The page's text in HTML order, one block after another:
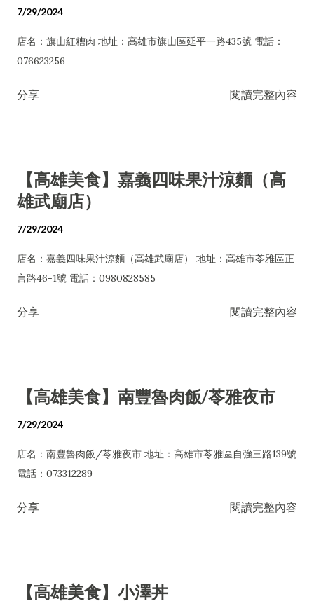
7/29/2024
店名：旗山紅糟肉 地址：高雄市旗山區延平一路435號 電話：
076623256
分享 閱讀完整內容
【高雄美食】嘉義四味果汁涼麵（高
雄武廟店）
7/29/2024
店名：嘉義四味果汁涼麵（高雄武廟店） 地址：高雄市苓雅區正
言路46-1號 電話：0980828585
分享 閱讀完整內容
【高雄美食】南豐魯肉飯/苓雅夜市
7/29/2024
店名：南豐魯肉飯/苓雅夜市 地址：高雄市苓雅區自強三路139號
電話：073312289
分享 閱讀完整內容
【高雄美食】小澤丼